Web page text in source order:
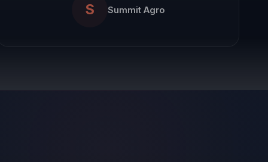
S Summit Agro